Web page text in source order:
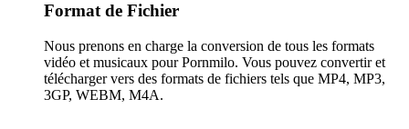
Format de Fichier
Nous prenons en charge la conversion de tous les formats
vidéo et musicaux pour Pornmilo. Vous pouvez convertir et
télécharger vers des formats de fichiers tels que MP4, MP3,
3GP, WEBM, M4A.